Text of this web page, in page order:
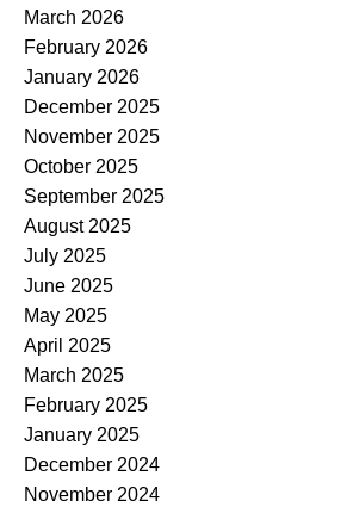
March 2026
February 2026
January 2026
December 2025
November 2025
October 2025
September 2025
August 2025
July 2025
June 2025
May 2025
April 2025
March 2025
February 2025
January 2025
December 2024
November 2024